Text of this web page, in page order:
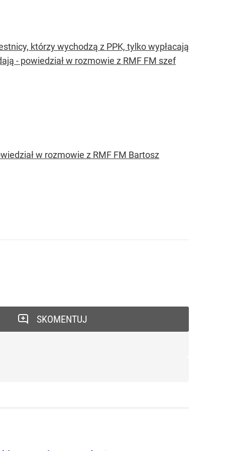
którzy wychodzą z PPK, tylko wypłacają
- powiedział w rozmowie z RMF FM szef
w rozmowie z RMF FM Bartosz
SKOMENTUJ